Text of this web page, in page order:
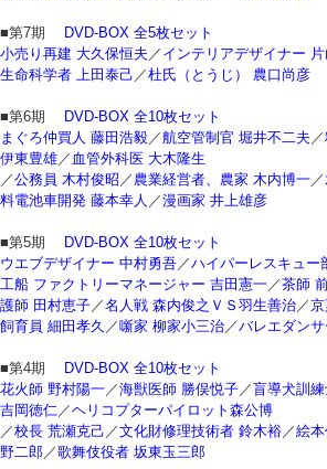
■第7期
DVD-BOX 全5枚セット
小売り再建 大久保恒夫 ／ インテリアデザイナー
生命科学者 上田泰己 ／杜氏（とうじ） 農口尚彦
■第6期
DVD-BOX 全10枚セット
まぐろ仲買人 藤田浩毅 ／航空管制官 堀井不二夫 ／
伊東豊雄 ／ 血管外科医 大木隆生
／公務員 木村俊昭 ／ 農業経営者、農家 木内博一 ／
料電池車開発 藤本幸人 ／漫画家 井上雄彦
■第5期
DVD-BOX 全10枚セット
ウエブデザイナー 中村勇吾 ／ハイパーレスキュー
工船 ファクトリーマネージャー 吉田憲一 ／茶師
護師 田村恵子 ／名人戦 森内俊之ＶＳ羽生善治 ／
飼育員 細田孝久 ／噺家 柳家小三治 ／バレエダン
■第4期
DVD-BOX 全10枚セット
花火師 野村陽一 ／海獣医師 勝俣悦子 ／盲導犬訓
吉岡徳仁 ／ヘリコプターパイロット森公博
／校長 荒瀬克己 ／文化財修理技術者 鈴木裕 ／絵
野二郎 ／歌舞伎役者 坂東玉三郎